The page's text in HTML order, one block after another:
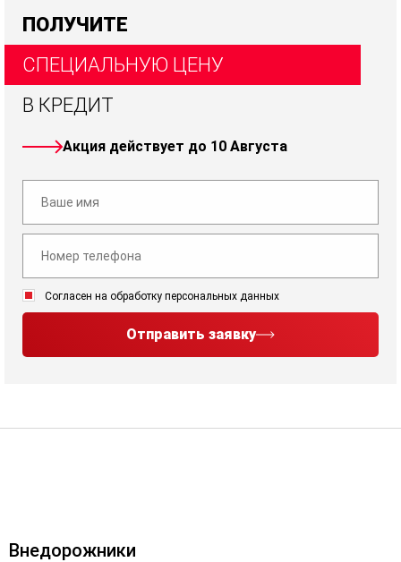
ПОЛУЧИТЕ
СПЕЦИАЛЬНУЮ ЦЕНУ
В КРЕДИТ
Акция действует до 10 Августа
Согласен на обработку персональных данных
Отправить заявку
Внедорожники